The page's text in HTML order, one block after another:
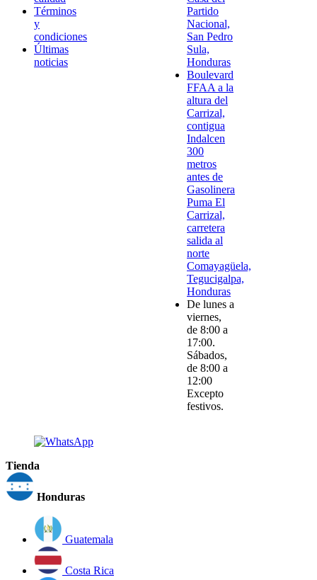
Términos
y
condiciones
Últimas
noticias
Partido
Nacional,
San Pedro
Sula,
Honduras
Boulevard
FFAA a la
altura del
Carrizal,
contigua
Indalcen
300
metros
antes de
Gasolinera
Puma El
Carrizal,
carretera
salida al
norte
Comayagüela,
Tegucigalpa,
Honduras
De lunes a
viernes,
de 8:00 a
17:00.
Sábados,
de 8:00 a
12:00
Excepto
festivos.
Tienda
Honduras
Guatemala
Costa Rica